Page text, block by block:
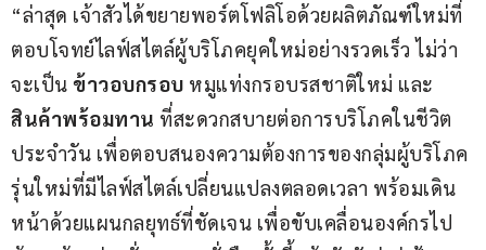
“ล่าสุด เจ้าสัวได้ขยายพอร์ตโฟลิโอด้วยผลิตภัณฑ์ใหม่ที่
ตอบโจทย์ไลฟ์สไตล์ผู้บริโภคยุคใหม่อย่างรวดเร็ว ไม่ว่า
จะเป็น ข้าวอบกรอบ หมูแท่งกรอบรสชาติใหม่ และ
สินค้าพร้อมทาน ที่สะดวกสบายต่อการบริโภคในชีวิต
ประจำวัน เพื่อตอบสนองความต้องการของกลุ่มผู้บริโภค
รุ่นใหม่ที่มีไลฟ์สไตล์เปลี่ยนแปลงตลอดเวลา พร้อมเดิน
หน้าด้วยแผนกลยุทธ์ที่ชัดเจน เพื่อขับเคลื่อนองค์กรไป